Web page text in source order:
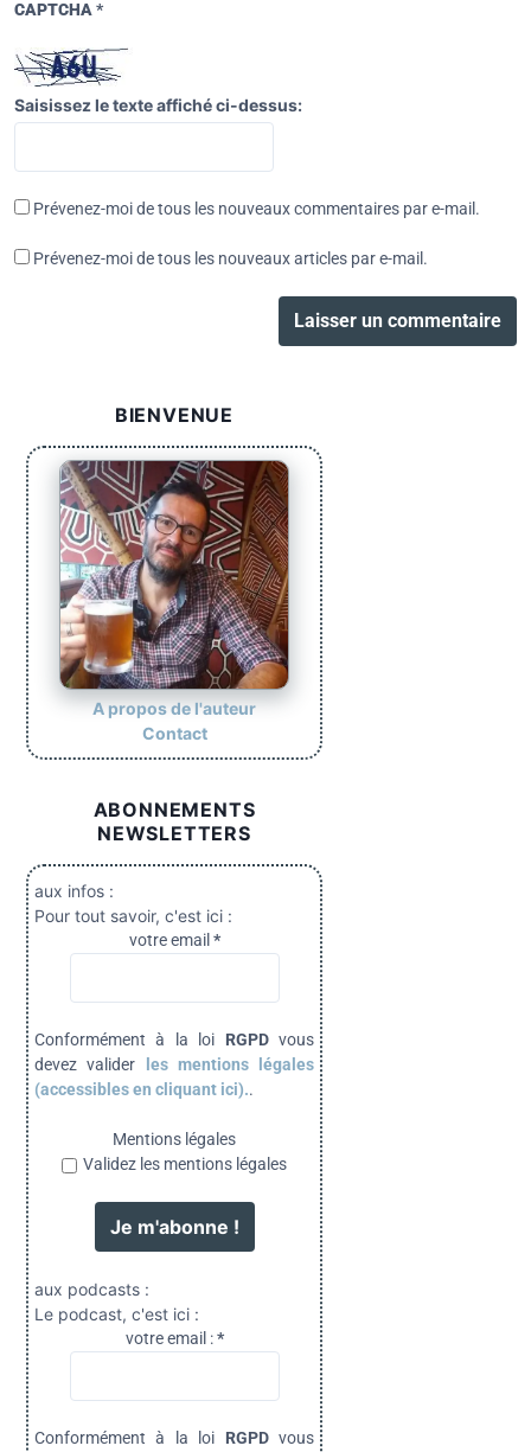
CAPTCHA *
Saisissez le texte affiché ci-dessus:
Prévenez-moi de tous les nouveaux commentaires par e-mail.
Prévenez-moi de tous les nouveaux articles par e-mail.
BIENVENUE
A propos de l'auteur
Contact
ABONNEMENTS
NEWSLETTERS
aux infos :
Pour tout savoir, c'est ici :
votre email *
Conformément à la loi RGPDvous
devez valider
les mentions légales
(accessibles en cliquant ici)..
Mentions légales
Validez les mentions légales
aux podcasts :
Le podcast, c'est ici :
votre email :*
Conformément à la loi RGPDvous